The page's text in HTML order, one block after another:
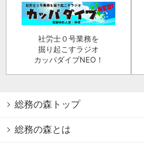
社労士０号業務を
掘り起こすラジオ
カッパダイブNEO！
総務の森トップ
総務の森とは